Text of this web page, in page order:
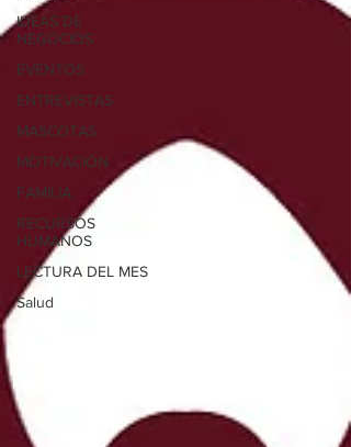
IDEAS DE
NEGOCIOS
EVENTOS
ENTREVISTAS
MASCOTAS
MOTIVACIÓN
FAMILIA
RECURSOS
HUMANOS
LECTURA DEL MES
Salud